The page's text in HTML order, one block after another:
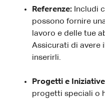
Referenze: Includi
possono fornire
lavoro e delle tue
Assicurati di avere
inserirli.
Progetti e
progetti speciali o